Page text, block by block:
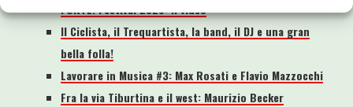
FORTE! Festival 2020: il video
Il Ciclista, il Trequartista, la band, il DJ e una gran
bella folla!
Lavorare in Musica #3: Max Rosati e Flavio Mazzocchi
Fra la via Tiburtina e il west: Maurizio Becker